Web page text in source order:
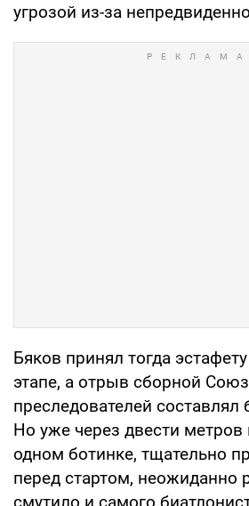
угрозой из-за
Бяков принял тогда
этапе, а отрыв сборной
преследователей составлял
Но уже через двести метров
одном ботинке, тщательно
перед стартом, неожиданно
смутило и самого